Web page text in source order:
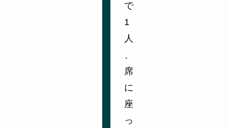
で
1
人
、
席
に
座
っ